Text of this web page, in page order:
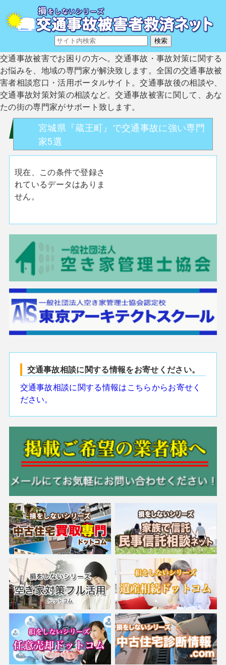
交通事故被害でお困りの方へ。交通事故・事故対策に関する
お悩みを、地域の専門家が解決致します。全国の交通事故被
害者相談窓口・活用ポータルサイト。交通事故後の相談や、
交通事故対策対策の相談など。交通事故被害に関して、あな
たの街の専門家がサポート致します。
宮城県『蔵王町』で交通事故に強い専門
家5選
現在、この条件で登録さ
れているデータはありま
せん。
交通事故相談に関する情報をお寄せください。
交通事故相談に関する情報はこちらからお寄せく
ださい。